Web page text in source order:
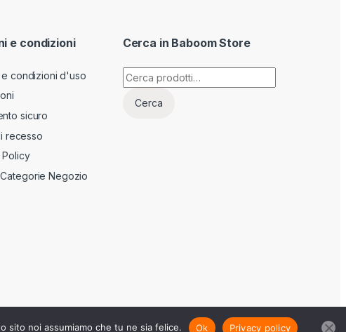
e condizioni
e condizioni d'uso
sicuro
recesso
Negozio
Cerca in Baboom Store
Cerca:
Cerca
sito noi assumiamo che tu ne sia felice. Ok Privacy policy